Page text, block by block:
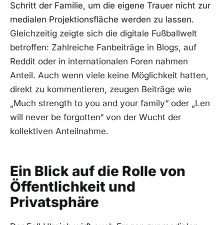
Schritt der Familie, um die eigene Trauer nicht zur
medialen Projektionsfläche werden zu lassen.
Gleichzeitig zeigte sich die digitale Fußballwelt
betroffen: Zahlreiche Fanbeiträge in Blogs, auf
Reddit oder in internationalen Foren nahmen
Anteil. Auch wenn viele keine Möglichkeit hatten,
direkt zu kommentieren, zeugen Beiträge wie
„Much strength to you and your family“ oder „Len
will never be forgotten“ von der Wucht der
kollektiven Anteilnahme.
Ein Blick auf die Rolle von
Öffentlichkeit und
Privatsphäre